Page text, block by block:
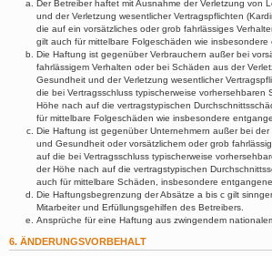
Der Betreiber haftet mit Ausnahme der Verletzung von
und der Verletzung wesentlicher Vertragspflichten
die auf ein vorsätzliches oder grob fahrlässiges
gilt auch für mittelbare Folgeschäden wie insbesondere
Die Haftung ist gegenüber Verbrauchern außer bei
fahrlässigem Verhalten oder bei Schäden aus der
Gesundheit und der Verletzung wesentlicher
die bei Vertragsschluss typischerweise vorhersehbaren
Höhe nach auf die vertragstypischen
für mittelbare Folgeschäden wie insbesondere
Die Haftung ist gegenüber Unternehmern außer bei
und Gesundheit oder vorsätzlichem oder grob
auf die bei Vertragsschluss typischerweise
der Höhe nach auf die vertragstypischen
auch für mittelbare Schäden, insbesondere
Die Haftungsbegrenzung der Absätze a bis c gilt
Mitarbeiter und Erfüllungsgehilfen des Betreibers.
Ansprüche für eine Haftung aus zwingendem
6. ÄNDERUNGSVORBEHALT